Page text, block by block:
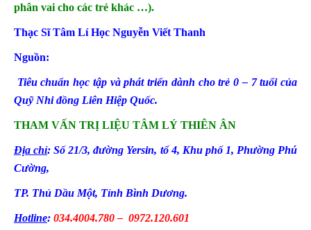
phân vai cho các trẻ khác …).
Thạc Sĩ Tâm Lí Học Nguyễn Viết Thanh
Nguồn:
Tiêu chuẩn học tập và phát triển dành cho trẻ 0 – 7 tuổi của
Quỹ Nhi đồng Liên Hiệp Quốc.
THAM VẤN TRỊ LIỆU TÂM LÝ THIÊN ÂN
Địa chỉ: Số 21/3, đường Yersin, tổ 4, Khu phố 1, Phường Phú
Cường,
TP. Thủ Dầu Một, Tỉnh Bình Dương.
Hotline: 034.4004.780 – 0972.120.601